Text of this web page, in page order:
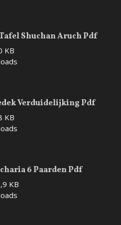
Shuchan Aruch Pdf
KB
Verduidelijking Pdf
KB
6 Paarden Pdf
KB